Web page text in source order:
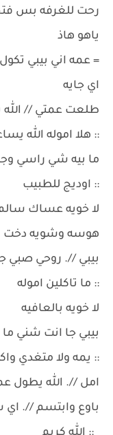
رحت للغرفه بس
ياهو هاذ
= عمه اني بيبي
اي جايه
طلعت عمتي //
:: هلا اموله الله
ما بيه شي راسي
:: اوديج للطبيب
لا خويه عساك سالم
هوسه وشويه دخت
بيبي //. روحي صبي
:: ما تاكلين اموله
لا خويه بالعافيه
بيبي جا انت شني
:: يمه ولا متغدي
امل //. الله يطول
باوع وابتسم //.